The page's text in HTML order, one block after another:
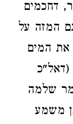
דחכמים
המזה על
את המים
(דאל"כ
שלמה
משמע